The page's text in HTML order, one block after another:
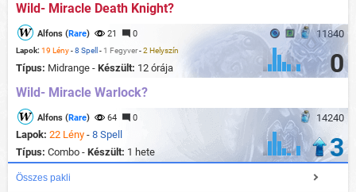
Wild- Miracle Death Knight?
11840
Alfons (Rare) 21 0
Lapok: 19 Lény-8 Spell - 1 Fegyver-2 Helyszín
Típus: Midrange - Készült: 12 órája 0
Wild- Miracle Warlock?
14240
Alfons (Rare) 64 0
Lapok: 22 Lény - 8 Spell
Típus: Combo - Készült: 1 hete 3
Összes pakli